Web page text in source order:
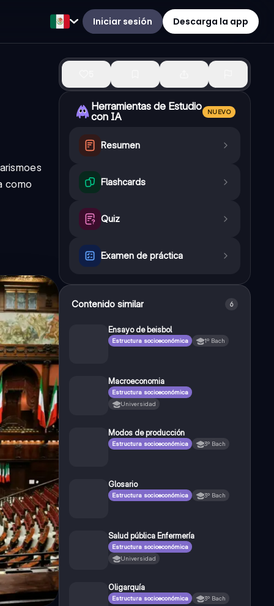
Iniciar sesión Descarga la app
es
como
Herramientas de Estudio
con IA
NUEVO
Resumen
Flashcards
Quiz
Examen de práctica
Contenido similar 6
Ensayo de beisbol
Estructura socioeconómica 1º Bach
Macroeconomia
Estructura socioeconómica
Universidad
Modos de producción
Estructura socioeconómica 3º Bach
Glosario
Estructura socioeconómica 3º Bach
Salud pública Enfermería
Estructura socioeconómica
Universidad
Oligarquía
Estructura socioeconómica 3º Bach